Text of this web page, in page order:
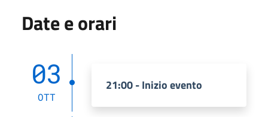
Date e orari
03
OTT
21:00 - Inizio evento